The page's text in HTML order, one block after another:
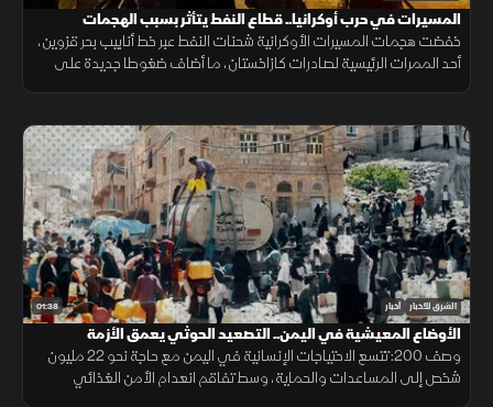
المسيرات في حرب أوكرانيا.. قطاع النفط يتأثر بسبب الهجمات
خفضت هجمات المسيرات الأوكرانية شحنات النفط عبر خط أنابيب بحر قزوين،
أحد الممرات الرئيسية لصادرات كازاخستان، ما أضاف ضغوطا جديدة على
01:38 الشرق للأخبار أخبار
الأوضاع المعيشية في اليمن.. التصعيد الحوثي يعمق الأزمة
وصف 200: تتسع الاحتياجات الإنسانية في اليمن مع حاجة نحو 22 مليون
شخص إلى المساعدات والحماية، وسط تفاقم انعدام الأمن الغذائي